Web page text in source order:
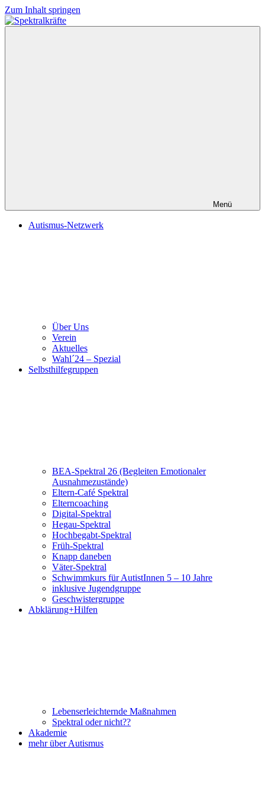
Zum Inhalt springen
Menü
Autismus-Netzwerk
Über Uns
Verein
Aktuelles
Wahl´24 – Spezial
Selbsthilfegruppen
BEA-Spektral 26 (Begleiten Emotionaler
Ausnahmezustände)
Eltern-Café Spektral
Elterncoaching
Digital-Spektral
Hegau-Spektral
Hochbegabt-Spektral
Früh-Spektral
Knapp daneben
Väter-Spektral
Schwimmkurs für AutistInnen 5 – 10 Jahre
inklusive Jugendgruppe
Geschwistergruppe
Abklärung+Hilfen
Lebenserleichternde Maßnahmen
Spektral oder nicht??
Akademie
mehr über Autismus